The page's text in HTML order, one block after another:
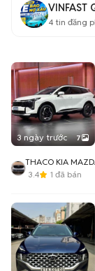
VINFAST
4 tin đăng
3 ngày trước 7
THACO KIA
3.4
1 đã bán